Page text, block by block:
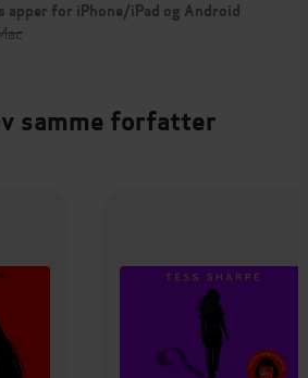
apper for iPhone/iPad og Android
samme forfatter